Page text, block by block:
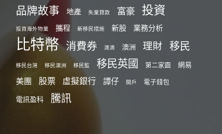
品牌故事 地產 失業貸款 富豪 投資
投資海外物業 攜程 新移民措施 新股 業務分析
比特幣 消費券 滴滴 澳洲 理財 移民
移民台灣 移民澳洲 移民監 移民英國 第二家園 網易
美團 股票 虛擬銀行 譚仔 開戶 電子錢包
電訊盈科 騰訊